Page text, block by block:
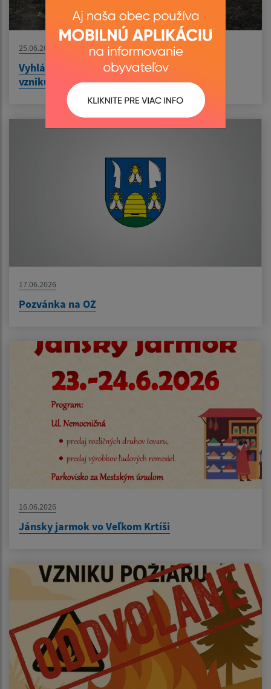
25.06.2026
Vyhlásenie času zvýšeného nebezpečenstva
vzniku požiaru
17.06.2026
Pozvánka na OZ
16.06.2026
Jánsky jarmok vo Veľkom Krtíši